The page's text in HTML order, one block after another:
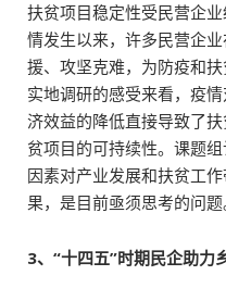
扶贫项目稳定性受民营企
情发生以来，许多民营企
援、攻坚克难，为防疫和
实地调研的感受来看，疫
济效益的降低直接导致了
贫项目的可持续性。课题
因素对产业发展和扶贫工
果，是目前亟须思考的问题
3、“十四五”时期民企助力